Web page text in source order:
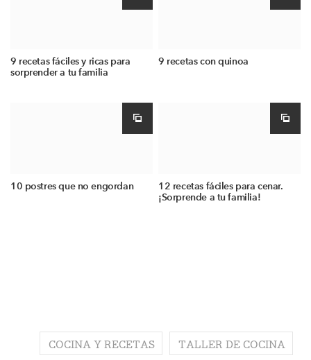
9 recetas fáciles y ricas para
sorprender a tu familia
9 recetas con quinoa
10 postres que no engordan
12 recetas fáciles para cenar.
¡Sorprende a tu familia!
COCINA Y RECETAS TALLER DE COCINA